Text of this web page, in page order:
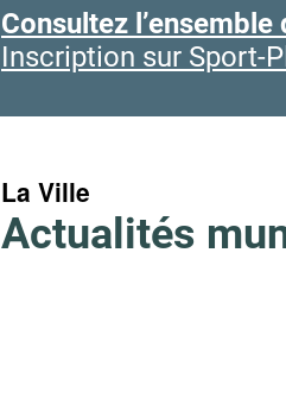
Consultez
Inscription sur Sport-
La Ville
Actualités